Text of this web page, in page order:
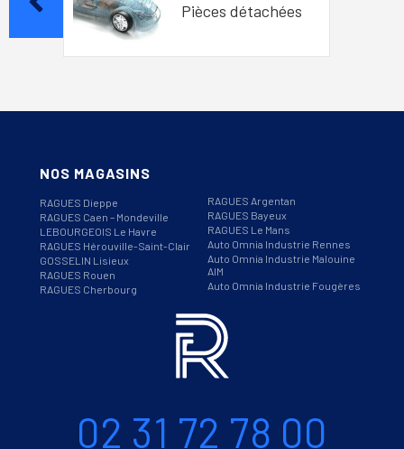
Pièces détachées
NOS MAGASINS
RAGUES Dieppe
RAGUES Caen – Mondeville
LEBOURGEOIS Le Havre
RAGUES Hérouville-Saint-Clair
GOSSELIN Lisieux
RAGUES Rouen
RAGUES Cherbourg
RAGUES Argentan
RAGUES Bayeux
RAGUES Le Mans
Auto Omnia Industrie Rennes
Auto Omnia Industrie Malouine
AIM
Auto Omnia Industrie Fougères
02 31 72 78 00